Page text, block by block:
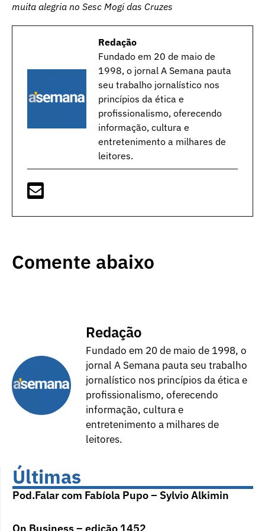
muita alegria no Sesc Mogi das Cruzes
Redação
Fundado em 20 de maio de
1998, o jornal A Semana pauta
seu trabalho jornalístico nos
princípios da ética e
profissionalismo, oferecendo
informação, cultura e
entretenimento a milhares de
leitores.
Comente abaixo
Redação
Fundado em 20 de maio de 1998, o
jornal A Semana pauta seu trabalho
jornalístico nos princípios da ética e
profissionalismo, oferecendo
informação, cultura e
entretenimento a milhares de
leitores.
Últimas
Pod.Falar com Fabíola Pupo – Sylvio Alkimin